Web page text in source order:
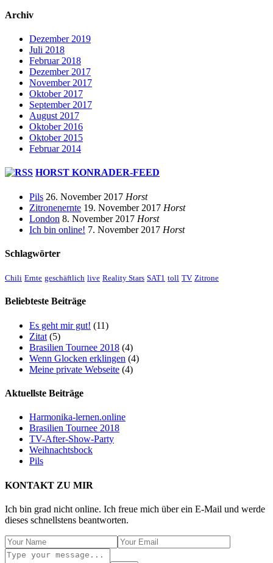
Archiv
Dezember 2019
Juli 2018
Februar 2018
Dezember 2017
November 2017
Oktober 2017
September 2017
August 2017
Oktober 2016
Oktober 2015
Februar 2014
HORST KONRADER-FEED
Pils 26. November 2017 Horst
Zitronenernte 19. November 2017 Horst
London 8. November 2017 Horst
Ich bin online! 7. November 2017 Horst
Schlagwörter
Chili Ernte geschäftlich live Reality Stars SAT1 toll TV Zitrone
Beliebteste Beiträge
Es geht mir gut! (11)
Zitat (5)
Brasilien Tournee 2018 (4)
Wenn Glocken erklingen (4)
Meine private Webseite (4)
Aktuellste Beiträge
Harmonika-lernen.online
Brasilien Tournee 2018
TV-After-Show-Party
Weihnachtsbock
Pils
KONTAKT ZU MIR
Ich bin grad nicht online. Ich freue mich über ein E-Mail und werde
dieses schnellstens beantworten.